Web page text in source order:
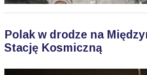
Polak w drodze na
Stację Kosmiczną